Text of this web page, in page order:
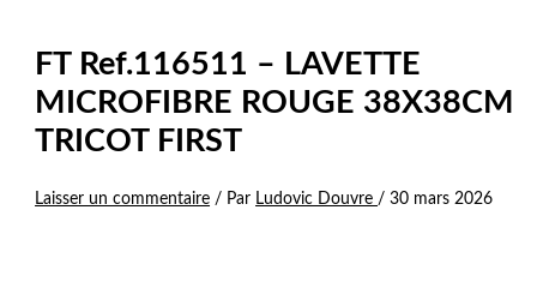
FT Ref.116511 – LAVETTE
MICROFIBRE ROUGE 38X38CM
TRICOT FIRST
Laisser un commentaire / Par Ludovic Douvre /30 mars 2026